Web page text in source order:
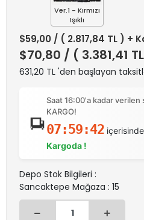
Ver.1 - Kırmızı
Işıklı
$59,00 / ( 2.817,84 TL ) +
$70,80 / ( 3.381,41
631,20 TL 'den başlayan
Saat 16:00'a kadar verilen
KARGO!
07:59:42
Kargoda !
Depo Stok Bilgileri :
Sancaktepe Mağaza : 15